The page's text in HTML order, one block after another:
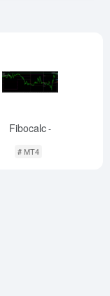
Fibocalc-
# MT4